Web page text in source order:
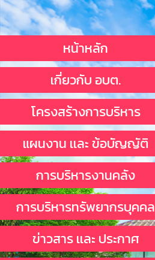
หน้าหลัก
เกี่ยวกับ อบต.
โครงสร้างการบริหาร
แผนงาน เเละ ข้อบัญญัติ
การบริหารงานคลัง
การบริหารทรัพยากรบุคคล
ข่าวสาร เเละ ประกาศ